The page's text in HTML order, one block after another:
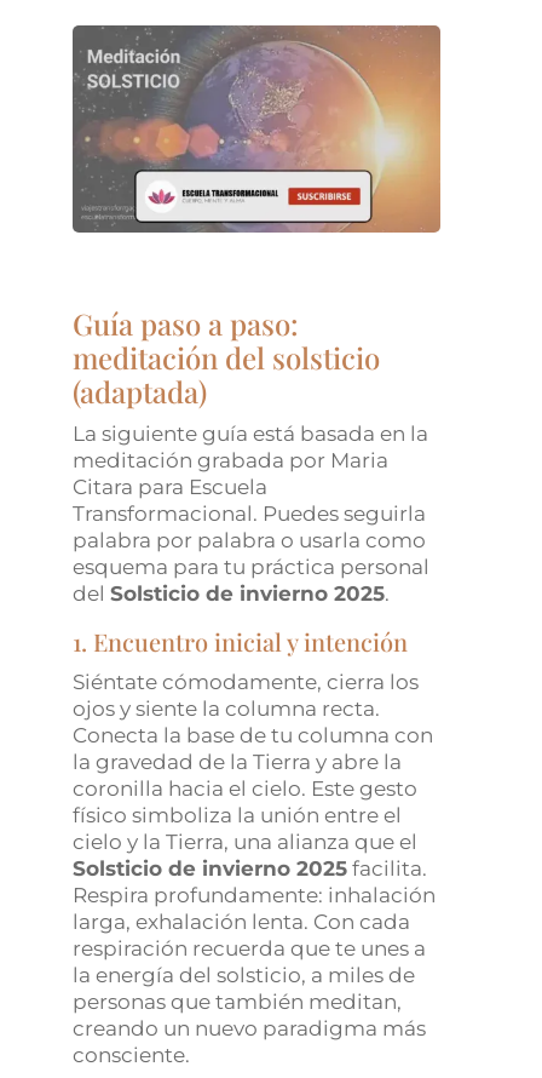
Guía paso a paso:
meditación del solsticio
(adaptada)
La siguiente guía está basada en la
meditación grabada por Maria
Citara para Escuela
Transformacional. Puedes seguirla
palabra por palabra o usarla como
esquema para tu práctica personal
delSolsticio de invierno 2025.
1. Encuentro inicial y intención
Siéntate cómodamente, cierra los
ojos y siente la columna recta.
Conecta la base de tu columna con
la gravedad de la Tierra y abre la
coronilla hacia el cielo. Este gesto
físico simboliza la unión entre el
cielo y la Tierra, una alianza que el
Solsticio de invierno 2025 facilita.
Respira profundamente: inhalación
larga, exhalación lenta. Con cada
respiración recuerda que te unes a
la energía del solsticio, a miles de
personas que también meditan,
creando un nuevo paradigma más
consciente.